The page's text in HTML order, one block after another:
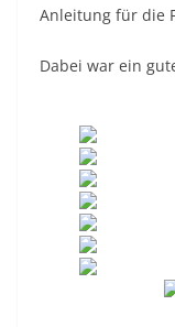
Anleitung für die
Dabei war ein